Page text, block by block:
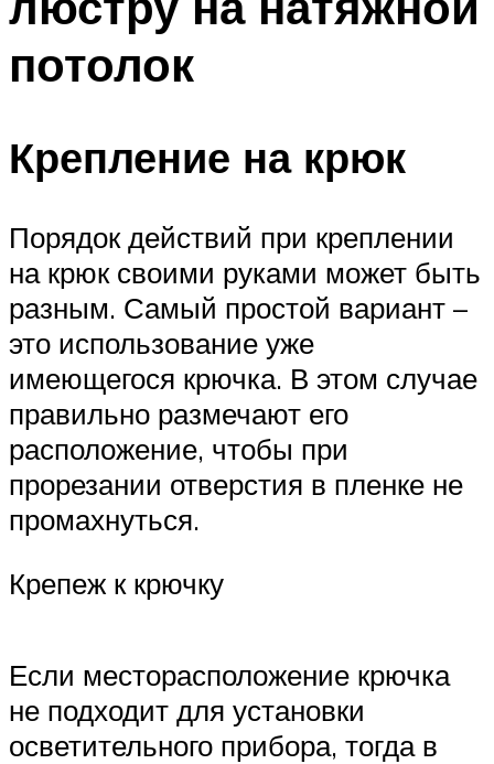
потолок
Крепление на крюк
Порядок действий при креплении
на крюк своими руками может быть
разным. Самый простой вариант –
это использование уже
имеющегося крючка. В этом случае
правильно размечают его
расположение, чтобы при
прорезании отверстия в пленке не
промахнуться.
Крепеж к крючку
Если месторасположение крючка
не подходит для установки
осветительного прибора, тогда в